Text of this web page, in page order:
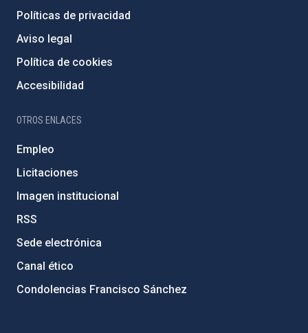
Políticas de privacidad
Aviso legal
Política de cookies
Accesibilidad
OTROS ENLACES
Empleo
Licitaciones
Imagen institucional
RSS
Sede electrónica
Canal ético
Condolencias Francisco Sánchez